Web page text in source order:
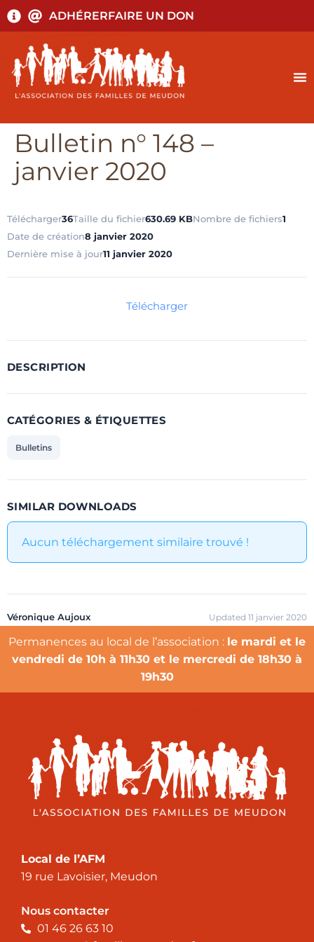
ADHÉRERFAIRE UN DON
Bulletin n° 148 –
janvier 2020
Télécharger36Taille du fichier630.69 KBNombre de fichiers1
Date de création8 janvier 2020
Dernière mise à jour11 janvier 2020
Télécharger
DESCRIPTION
CATÉGORIES & ÉTIQUETTES
Bulletins
SIMILAR DOWNLOADS
Aucun téléchargement similaire trouvé !
Véronique Aujoux Updated 11 janvier 2020
Permanences au local de l’association : le mardi et le
vendredi de 10h à 11h30 et le mercredi de 18h30 à
19h30
Local de l’AFM
19 rue Lavoisier, Meudon
Nous contacter
01 46 26 63 10